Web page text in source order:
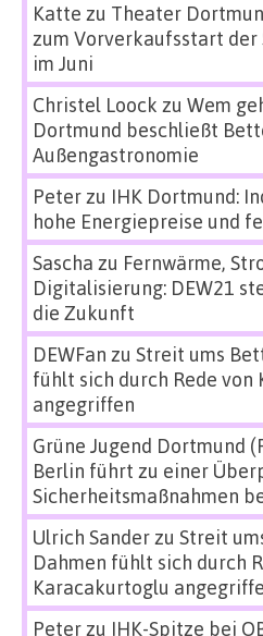
Katte zu Theater
zum Vorverkaufsstart
im Juni
Christel Loock zu Wem
Dortmund beschließt
Außengastronomie
Peterzu IHK Dortmund:
hohe Energiepreise und
Sascha zu Fernwärme,
Digitalisierung: DEW21
die Zukunft
DEWFan zu Streit ums
fühlt sich durch Rede von
angegriffen
Grüne Jugend Dortmund
Berlin führt zu einer
Sicherheitsmaßnahmen
Ulrich Sanderzu Streit
Dahmen fühlt sich durch
Karacakurtoglu
Peterzu IHK-Spitze bei